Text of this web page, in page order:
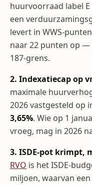
huurvoorraad label
een
levert in WWS-
naar 22 punten op —
187-grens.
2. Indexatiecap op
maximale
2026 vastgesteld op
3,65%. Wie op 1
vroeg, mag in 2026
3. ISDE-pot krimpt,
RVO is het ISDE-
miljoen, waarvan